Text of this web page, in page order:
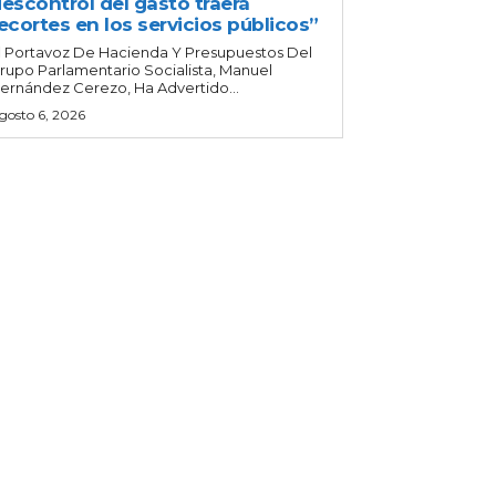
en los servicios públicos”
Portavoz De Hacienda Y Presupuestos Del
Parlamentario Socialista, Manuel
Cerezo, Ha Advertido...
6, 2026